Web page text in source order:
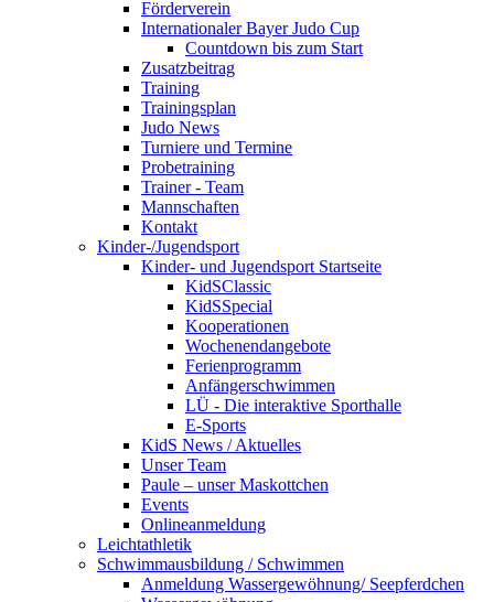
Förderverein
Internationaler Bayer Judo Cup
Countdown bis zum Start
Zusatzbeitrag
Training
Trainingsplan
Judo News
Turniere und Termine
Probetraining
Trainer - Team
Mannschaften
Kontakt
Kinder-/Jugendsport
Kinder- und Jugendsport Startseite
KidSClassic
KidSSpecial
Kooperationen
Wochenendangebote
Ferienprogramm
Anfängerschwimmen
LÜ - Die interaktive Sporthalle
E-Sports
KidS News / Aktuelles
Unser Team
Paule – unser Maskottchen
Events
Onlineanmeldung
Leichtathletik
Schwimmausbildung / Schwimmen
Anmeldung Wassergewöhnung/ Seepferdchen